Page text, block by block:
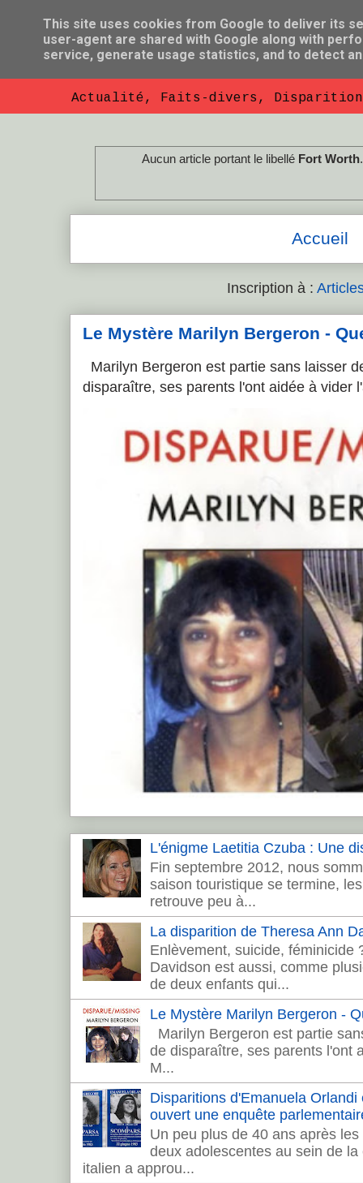
So Florent B
Actualité, Faits-divers,
Aucun article portant le libellé Fort Worth
Accueil
Inscription à :
Le Mystère Marilyn Bergeron -
Marilyn Bergeron est partie sans laisser
disparaître, ses parents l'ont aidée à vider
L'énigme Laetitia Czuba : Une
Fin septembre 2012, nous
saison touristique se termine,
retrouve peu à...
La disparition de Theresa Ann
Enlèvement, suicide, féminicide
Davidson est aussi, comme
de deux enfants qui...
Le Mystère Marilyn Bergeron -
Marilyn Bergeron est partie
de disparaître, ses parents l'ont
M...
Disparitions d'Emanuela
ouvert une enquête
Un peu plus de 40 ans après
deux adolescentes au sein de
italien a approu...
This site uses cookies from Google to deliver its
user-agent are shared with Google along with
service, generate usage statistics, and to detect